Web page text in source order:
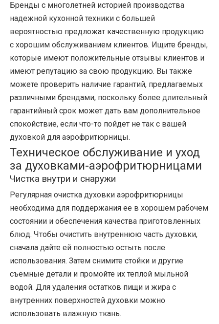
Бренды с многолетней историей производства
надежной кухонной техники с большей
вероятностью предложат качественную продукцию
с хорошим обслуживанием клиентов. Ищите бренды,
которые имеют положительные отзывы клиентов и
имеют репутацию за свою продукцию. Вы также
можете проверить наличие гарантий, предлагаемых
различными брендами, поскольку более длительный
гарантийный срок может дать вам дополнительное
спокойствие, если что-то пойдет не так с вашей
духовкой для аэрофритюрницы.
Техническое обслуживание и уход
за духовками-аэрофритюрницами
Чистка внутри и снаружи
Регулярная очистка духовки аэрофритюрницы
необходима для поддержания ее в хорошем рабочем
состоянии и обеспечения качества приготовленных
блюд. Чтобы очистить внутреннюю часть духовки,
сначала дайте ей полностью остыть после
использования. Затем снимите стойки и другие
съемные детали и промойте их теплой мыльной
водой. Для удаления остатков пищи и жира с
внутренних поверхностей духовки можно
использовать влажную ткань.